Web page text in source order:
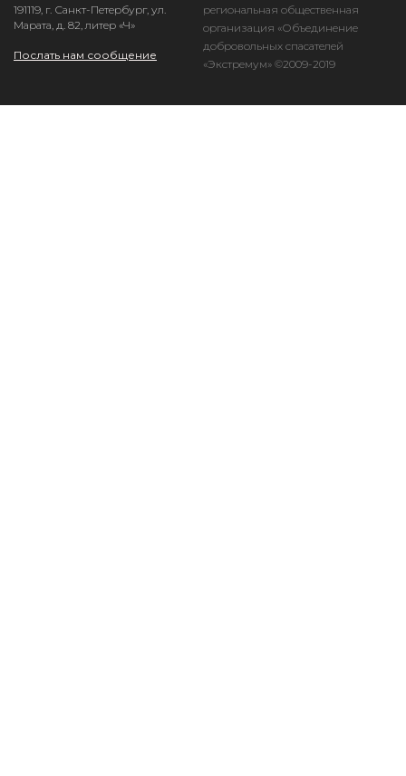
191119, г. Санкт-Петербург, ул.
Марата, д. 82, литер «Ч»
Послать нам сообщение
региональная общественная
организация «Объединение
добровольных спасателей
«Экстремум» ©2009-2019